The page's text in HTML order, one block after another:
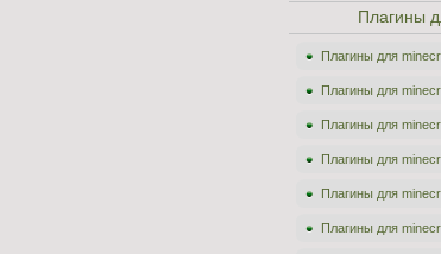
Плагины
Плагины для
Плагины для
Плагины для
Плагины для
Плагины для
Плагины для